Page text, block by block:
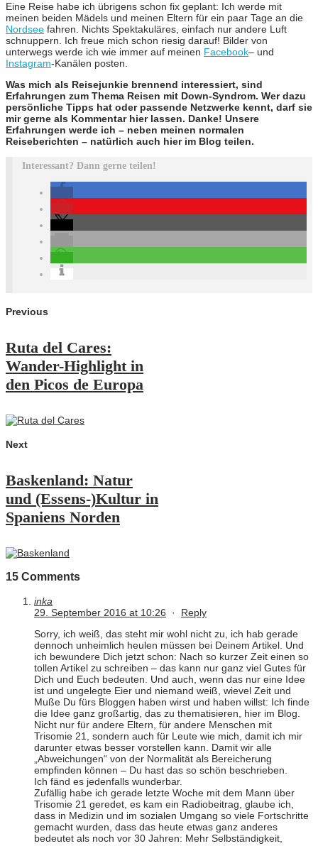
Eine Reise habe ich übrigens schon fix geplant: Ich werde mit
meinen beiden Mädels und meinen Eltern für ein paar Tage an die
Nordsee fahren. Nichts Spektakuläres, einfach nur andere Luft
schnuppern. Ich freue mich schon riesig darauf! Bilder von
unterwegs werde ich wie immer auf meinen Facebook– und
Instagram-Kanälen posten.
Was mich als Reisejunkie brennend interessiert, sind
Erfahrungen zum Thema Reisen mit Down-Syndrom. Wer dazu
persönliche Tipps hat oder passende Netzwerke kennt, darf sie
mir gerne als Kommentar hier lassen. Danke! Unsere
Erfahrungen werde ich – neben meinen normalen
Reiseberichten – natürlich auch hier im Blog teilen.
Interessant? Dann gerne teilen!
Previous
Ruta del Cares:
Wander-Highlight in
den Picos de Europa
Next
Baskenland: Natur
und (Essens-)Kultur in
Spaniens Norden
15 Comments
inka
29. September 2016 at 10:26 · Reply
Sorry, ich weiß, das steht mir wohl nicht zu, ich hab gerade
dennoch unheimlich heulen müssen bei Deinem Artikel. Und
ich bewundere Dich jetzt schon: Nach so kurzer Zeit einen so
tollen Artikel zu schreiben – das kann nur ganz viel Gutes für
Dich und Euch bedeuten. Und auch, wenn das nur eine Idee
ist und ungelegte Eier und niemand weiß, wievel Zeit und
Muße Du fürs Bloggen haben wirst und haben willst: Ich finde
die Idee ganz großartig, das zu thematisieren, hier im Blog.
Nicht nur für andere Eltern, für andere Menschen mit
Trisomie 21, sondern auch für Leute wie mich, damit ich mir
darunter etwas besser vorstellen kann. Damit wir alle
„Abweichungen“ von der Normalität als Bereicherung
empfinden können – Du hast das so schön beschrieben.
Ich fänd es jedenfalls wunderbar.
Zufällig habe ich gerade letzte Woche mit dem Mann über
Trisomie 21 geredet, es kam ein Radiobeitrag, glaube ich,
dass in Medizin und im sozialen Umgang so viele Fortschritte
gemacht wurden, dass das heute etwas ganz anderes
bedeutet als noch vor 30 Jahren: Mehr Selbständigkeit,